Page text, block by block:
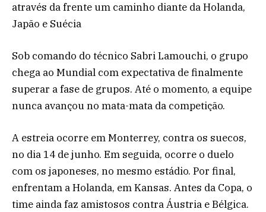
através da frente um caminho diante da Holanda,
Japão e Suécia
Sob comando do técnico Sabri Lamouchi, o grupo
chega ao Mundial com expectativa de finalmente
superar a fase de grupos. Até o momento, a equipe
nunca avançou no mata-mata da competição.
A estreia ocorre em Monterrey, contra os suecos,
no dia 14 de junho. Em seguida, ocorre o duelo
com os japoneses, no mesmo estádio. Por final,
enfrentam a Holanda, em Kansas. Antes da Copa, o
time ainda faz amistosos contra Áustria e Bélgica.